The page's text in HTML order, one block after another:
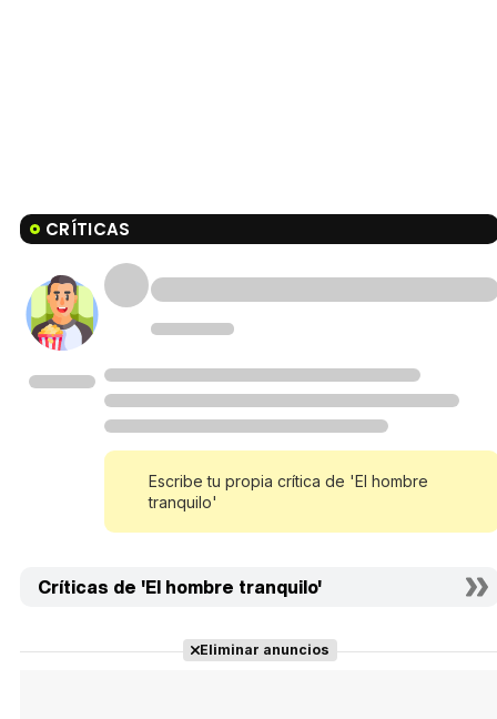
CRÍTICAS
Escribe tu propia crítica de 'El hombre
tranquilo'
Críticas de 'El hombre tranquilo'
Eliminar anuncios